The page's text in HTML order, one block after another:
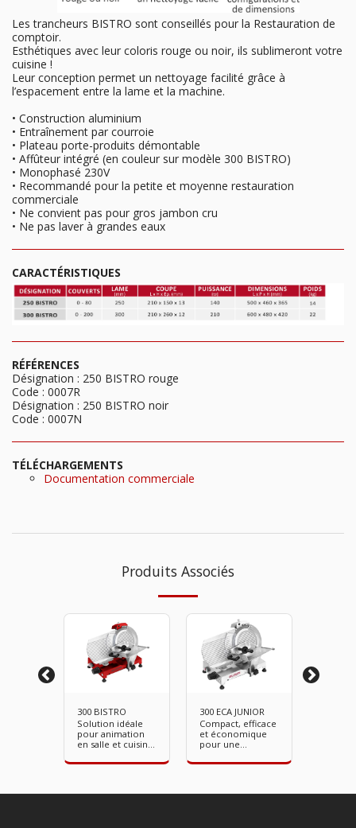
Les trancheurs BISTRO sont conseillés pour la Restauration de
comptoir.
Esthétiques avec leur coloris rouge ou noir, ils sublimeront votre
cuisine !
Leur conception permet un nettoyage facilité grâce à
l’espacement entre la lame et la machine.
• Construction aluminium
• Entraînement par courroie
• Plateau porte-produits démontable
• Affûteur intégré (en couleur sur modèle 300 BISTRO)
• Monophasé 230V
• Recommandé pour la petite et moyenne restauration
commerciale
• Ne convient pas pour gros jambon cru
• Ne pas laver à grandes eaux
CARACTÉRISTIQUES
RÉFÉRENCES
Désignation : 250 BISTRO rouge
Code : 0007R
Désignation : 250 BISTRO noir
Code : 0007N
TÉLÉCHARGEMENTS
Documentation commerciale
Produits Associés
300 BISTRO
Solution idéale
pour animation
en salle et cuisine
300 mm.
300 ECA JUNIOR
Compact, efficace
et économique
pour une
courante. Ø lame